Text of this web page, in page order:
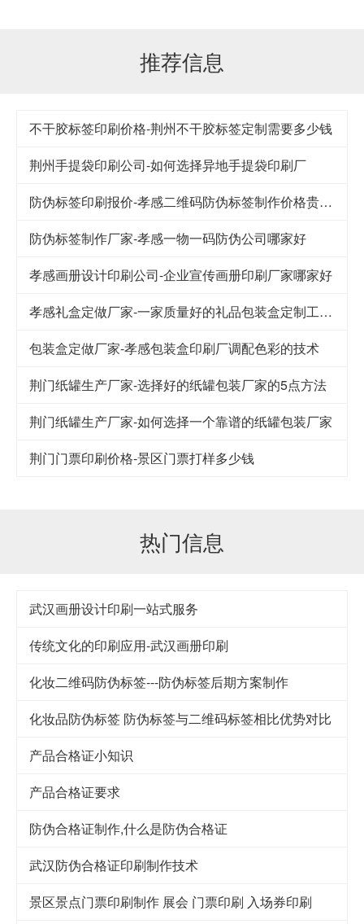
推荐信息
不干胶标签印刷价格-荆州不干胶标签定制需要多少钱
荆州手提袋印刷公司-如何选择异地手提袋印刷厂
防伪标签印刷报价-孝感二维码防伪标签制作价格贵不贵
防伪标签制作厂家-孝感一物一码防伪公司哪家好
孝感画册设计印刷公司-企业宣传画册印刷厂家哪家好
孝感礼盒定做厂家-一家质量好的礼品包装盒定制工厂应该注意的细节
包装盒定做厂家-孝感包装盒印刷厂调配色彩的技术
荆门纸罐生产厂家-选择好的纸罐包装厂家的5点方法
荆门纸罐生产厂家-如何选择一个靠谱的纸罐包装厂家
荆门门票印刷价格-景区门票打样多少钱
热门信息
武汉​画册设计印刷一站式服务
传统文化的印刷应用-武汉画册印刷
化妆二维码防伪标签---防伪标签后期方案制作
化妆品防伪标签 防伪标签与二维码标签相比优势对比
产品合格证小知识
产品合格证要求
防伪合格证制作,什么是防伪合格证
武汉防伪合格证印刷制作技术
景区景点门票印刷制作 展会 门票印刷 入场券印刷